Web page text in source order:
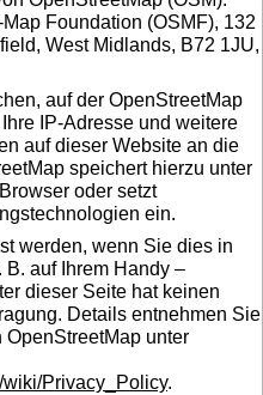
Foundation (OSMF), 132
West Midlands, B72 1JU,
auf der OpenStreetMap
IP-Adresse und weitere
auf dieser Website an die
speichert hierzu unter
oder setzt
ein.
werden, wenn Sie dies in
B. auf Ihrem Handy –
dieser Seite hat keinen
Details entnehmen Sie
unter
Privacy_Policy.